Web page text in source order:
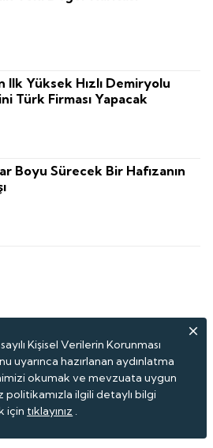
Ilk Yüksek Hızlı Demiryolu
Türk Firması Yapacak
Boyu Sürecek Bir Hafızanın
Kişisel Verilerin Korunması
uyarınca hazırlanan aydınlatma
okumak ve mevzuata uygun
politikamızla ilgili detaylı bilgi
için tıklayınız .